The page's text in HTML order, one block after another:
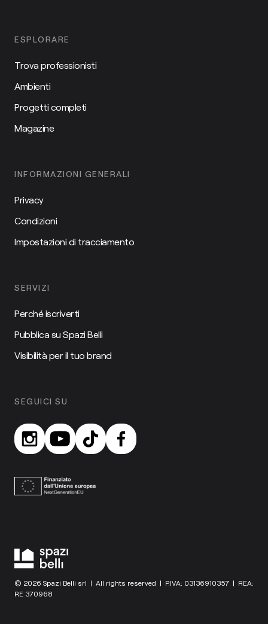
ESPLORARE
Trova professionisti
Ambienti
Progetti completi
Magazine
INFORMAZIONI GENERALI
Privacy
Condizioni
Impostazioni di tracciamento
SERVIZI
Perché iscriverti
Pubblica su Spazi Belli
Visibilità per il tuo brand
SEGUICI SU
© 2026 Spazi Belli srl | All rights reserved | P.IVA: 03136910357 | REA:
RE 370968